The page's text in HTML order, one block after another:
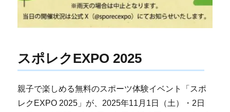
スポレクEXPO 2025
親子で楽しめる無料のスポーツ体験イベント「スポ
レクEXPO 2025」が、2025年11月1日（土）・2日